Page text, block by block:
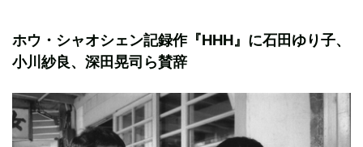
ホウ・シャオシェン記録作『HHH』に石田ゆり子、
小川紗良、深田晃司ら賛辞